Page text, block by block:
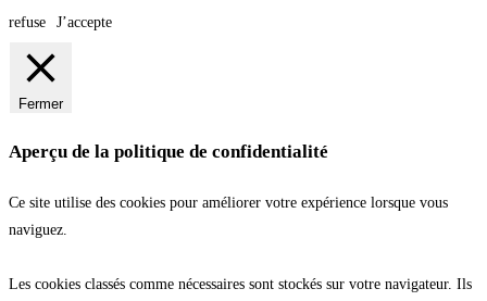
refuse
J’accepte
Fermer
Aperçu de la politique de confidentialité
Ce site utilise des cookies pour améliorer votre expérience lorsque vous
naviguez.
Les cookies classés comme nécessaires sont stockés sur votre navigateur. Ils